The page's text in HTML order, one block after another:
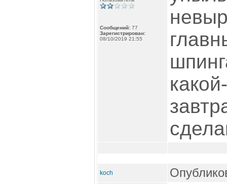
Сообщений: 77
Зарегистрирован:
08/10/2019 21:55
koch